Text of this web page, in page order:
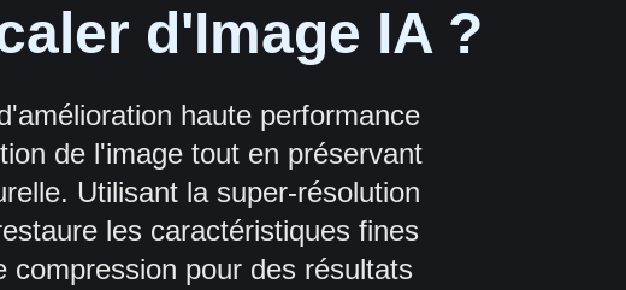
d'Image IA ?
haute performance
de l'image tout en préservant
Utilisant la super-résolution
les caractéristiques fines
pour des résultats